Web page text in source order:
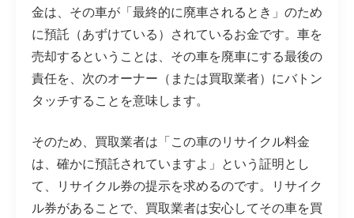
金は、その車が「最終的に廃車されるとき」のため
に預託（あずけている）されているお金です。車を
売却するということは、その車を廃車にする最後の
責任を、次のオーナー（または買取業者）にバトン
タッチすることを意味します。
そのため、買取業者は「この車のリサイクル料金
は、確かに預託されていますよ」という証明とし
て、リサイクル券の提示を求めるのです。リサイク
ル券があることで、買取業者は安心してその車を買